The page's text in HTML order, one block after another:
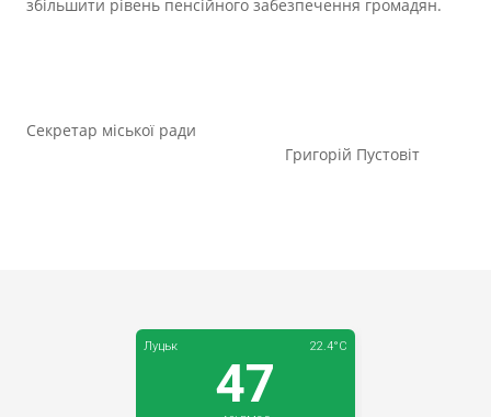
збільшити рівень пенсійного забезпечення громадян.
Секретар міської ради
Григорій Пустовіт